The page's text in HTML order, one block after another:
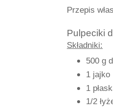
Przepis
Pulpeciki
Składniki:
500 g
1 jajko
1
1/2